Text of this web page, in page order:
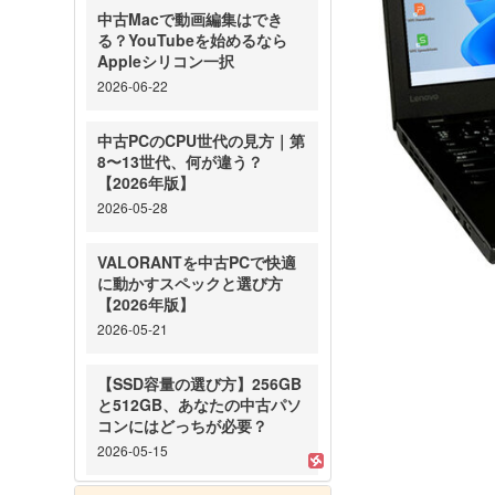
中古Macで動画編集はでき
る？YouTubeを始めるなら
Appleシリコン一択
2026-06-22
中古PCのCPU世代の見方｜第
8〜13世代、何が違う？
【2026年版】
2026-05-28
VALORANTを中古PCで快適
に動かすスペックと選び方
【2026年版】
2026-05-21
【SSD容量の選び方】256GB
と512GB、あなたの中古パソ
コンにはどっちが必要？
2026-05-15